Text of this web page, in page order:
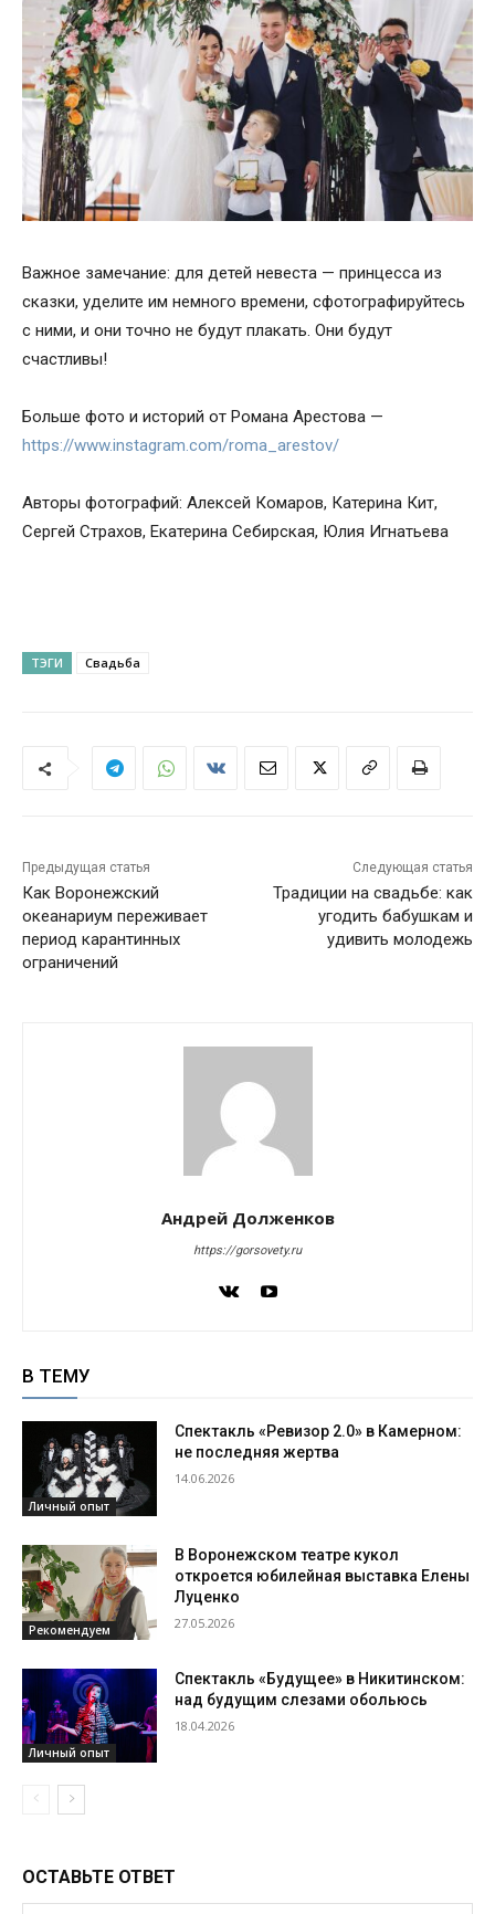
Важное замечание: для детей невеста — принцесса из
сказки, уделите им немного времени, сфотографируйтесь
с ними, и они точно не будут плакать. Они будут
счастливы!
Больше фото и историй от Романа Арестова —
https://www.instagram.com/roma_arestov/
Авторы фотографий: Алексей Комаров, Катерина Кит,
Сергей Страхов, Екатерина Себирская, Юлия Игнатьева
ТЭГИ Свадьба
Предыдущая статья
Как Воронежский
океанариум переживает
период карантинных
ограничений
Следующая статья
Традиции на свадьбе: как
угодить бабушкам и
удивить молодежь
Андрей Долженков
https://gorsovety.ru
В ТЕМУ
Личный опыт
Спектакль «Ревизор 2.0» в Камерном:
не последняя жертва
14.06.2026
Рекомендуем
В Воронежском театре кукол
откроется юбилейная выставка Елены
Луценко
27.05.2026
Личный опыт
Спектакль «Будущее» в Никитинском:
над будущим слезами обольюсь
18.04.2026
ОСТАВЬТЕ ОТВЕТ